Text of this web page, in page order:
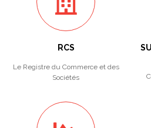
RCS
Le Registre du Commerce et des
Sociétés